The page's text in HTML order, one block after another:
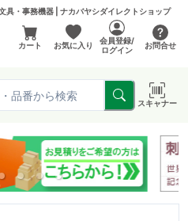
具・事務機器 | ナカバヤシダイレクトショップ
カート お気に入り
会員登録/
ログイン
お問合せ
スキャナー